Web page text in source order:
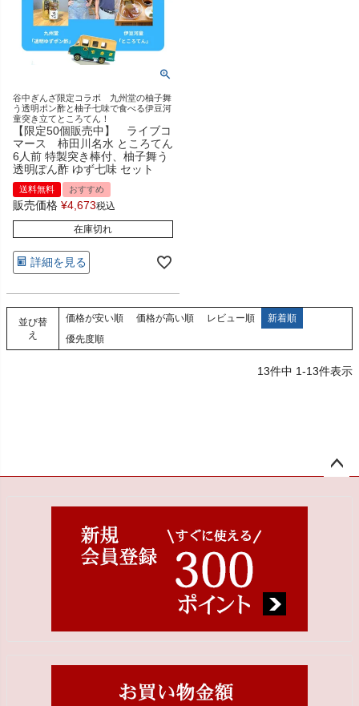
谷中ぎんざ限定コラボ 九州堂の柚子舞
う透明ポン酢と柚子七味で食べる伊豆河
童突き立てところてん！
【限定50個販売中】 ライブコ
マース 柿田川名水 ところてん
6人前 特製突き棒付、柚子舞う
透明ぽん酢 ゆず七味 セット
送料無料 おすすめ
販売価格 ¥4,673税込
在庫切れ
詳細を見る
並び替
え
価格が安い順 価格が高い順 レビュー順
新着順
優先度順
13件中 1-13件表示